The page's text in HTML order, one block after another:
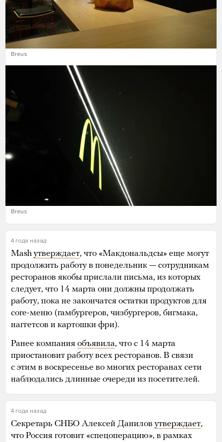
Breus
Breus
4 года назад
Mash утверждает, что «Макдональдсы» еще могут
продолжить работу в понедельник — сотрудникам
ресторанов якобы прислали письма, из которых
следует, что 14 марта они должны продолжать
работу, пока не закончатся остатки продуктов для
core-меню (гамбургеров, чизбургеров, бигмака,
наггетсов и картошки фри).
Ранее компания объявила, что с 14 марта
приостановит работу всех ресторанов. В связи
с этим в воскресенье во многих ресторанах сети
наблюдались длинные очереди из посетителей.
4 года назад
Секретарь СНБО Алексей Данилов утверждает,
что Россия готовит «спецоперацию», в рамках